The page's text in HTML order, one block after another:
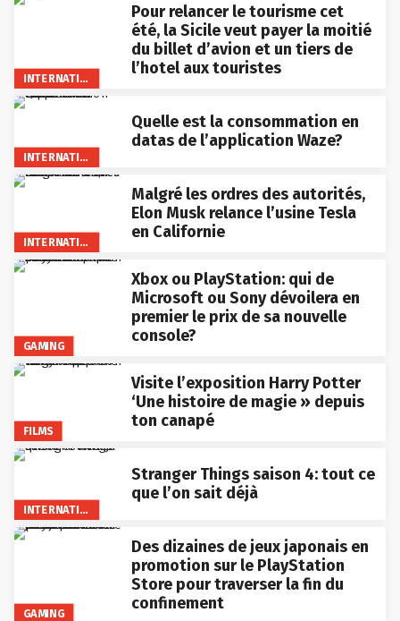
INTERNATIONAL
Pour relancer le tourisme cet
été, la Sicile veut payer la moitié
du billet d’avion et un tiers de
l’hotel aux touristes
INTERNATIONAL
Quelle est la consommation en
datas de l’application Waze?
INTERNATIONAL
Malgré les ordres des autorités,
Elon Musk relance l’usine Tesla
en Californie
GAMING
Xbox ou PlayStation: qui de
Microsoft ou Sony dévoilera en
premier le prix de sa nouvelle
console?
FILMS
Visite l’exposition Harry Potter
‘Une histoire de magie » depuis
ton canapé
INTERNATIONAL
Stranger Things saison 4: tout ce
que l’on sait déjà
GAMING
Des dizaines de jeux japonais en
promotion sur le PlayStation
Store pour traverser la fin du
confinement